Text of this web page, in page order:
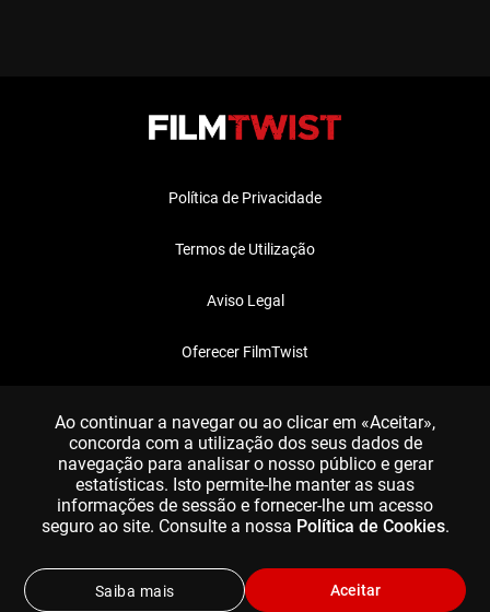
Política de Privacidade
Termos de Utilização
Aviso Legal
Oferecer FilmTwist
Ao continuar a navegar ou ao clicar em «Aceitar»,
concorda com a utilização dos seus dados de
navegação para analisar o nosso público e gerar
estatísticas. Isto permite-lhe manter as suas
informações de sessão e fornecer-lhe um acesso
seguro ao site. Consulte a nossa Política de Cookies.
Aceitar
Saiba mais